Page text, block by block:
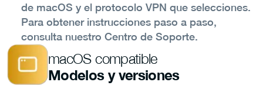
de macOS y el protocolo VPN que selecciones.
Para obtener instrucciones paso a paso,
consulta nuestro Centro de Soporte.
macOS compatible
Modelos y versiones